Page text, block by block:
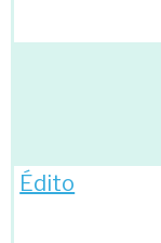
Édito